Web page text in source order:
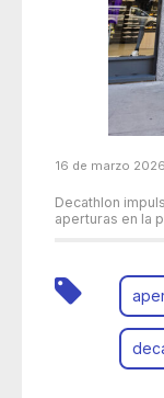
16 de marzo 2026
Decathlon
aperturas en la